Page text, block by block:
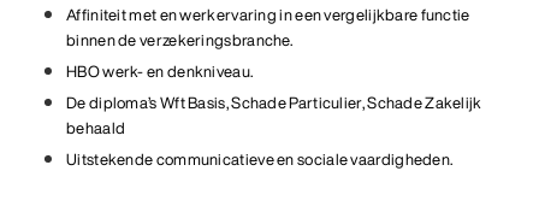
Affiniteit met en werkervaring in een vergelijkbare functie
binnen de verzekeringsbranche.
HBO werk- en denkniveau.
De diploma’s Wft Basis, Schade Particulier, Schade Zakelijk
behaald
Uitstekende communicatieve en sociale vaardigheden.